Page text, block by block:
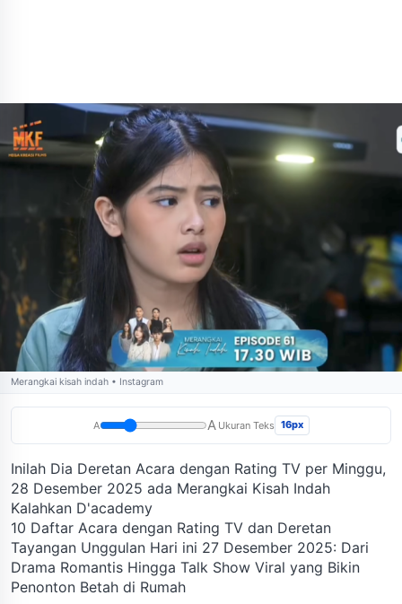
Merangkai kisah indah • Instagram
A A Ukuran Teks 16px
Inilah Dia Deretan Acara dengan Rating TV per Minggu,
28 Desember 2025 ada Merangkai Kisah Indah
Kalahkan D'academy
10 Daftar Acara dengan Rating TV dan Deretan
Tayangan Unggulan Hari ini 27 Desember 2025: Dari
Drama Romantis Hingga Talk Show Viral yang Bikin
Penonton Betah di Rumah